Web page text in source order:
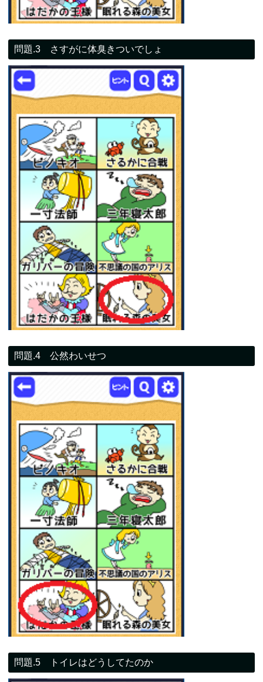
問題.3 さすがに体臭きついでしょ
問題.4 公然わいせつ
問題.5 トイレはどうしてたのか